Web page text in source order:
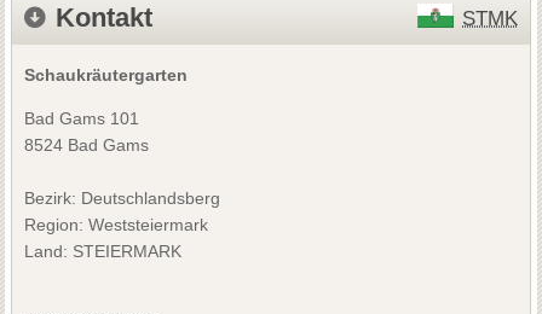
Kontakt STMK
Schaukräutergarten
Bad Gams 101
8524 Bad Gams
Bezirk: Deutschlandsberg
Region: Weststeiermark
Land: STEIERMARK